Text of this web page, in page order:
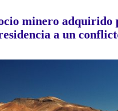
minero adquirido
a un